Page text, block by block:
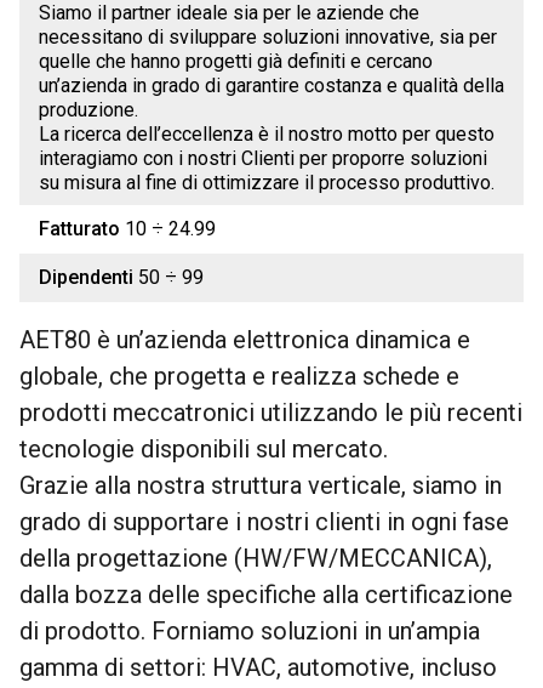
Siamo il partner ideale sia per le aziende che
necessitano di sviluppare soluzioni innovative, sia per
quelle che hanno progetti già definiti e cercano
un’azienda in grado di garantire costanza e qualità della
produzione.
La ricerca dell’eccellenza è il nostro motto per questo
interagiamo con i nostri Clienti per proporre soluzioni
su misura al fine di ottimizzare il processo produttivo.
Fatturato 10 ÷ 24.99
Dipendenti 50 ÷ 99
AET80 è un’azienda elettronica dinamica e
globale, che progetta e realizza schede e
prodotti meccatronici utilizzando le più recenti
tecnologie disponibili sul mercato.
Grazie alla nostra struttura verticale, siamo in
grado di supportare i nostri clienti in ogni fase
della progettazione (HW/FW/MECCANICA),
dalla bozza delle specifiche alla certificazione
di prodotto. Forniamo soluzioni in un’ampia
gamma di settori: HVAC, automotive, incluso